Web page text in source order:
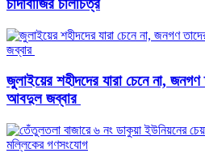
চাঁদাবাজির চালচিত্র
জুলাইয়ের শহীদদের যারা চেনে না, জনগণ
আবদুল জব্বার ​